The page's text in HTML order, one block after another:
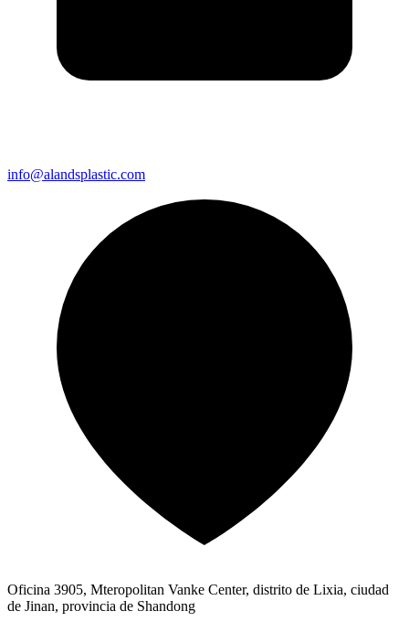
info@alandsplastic.com
Oficina 3905, Mteropolitan Vanke Center, distrito de Lixia, ciudad
de Jinan, provincia de Shandong